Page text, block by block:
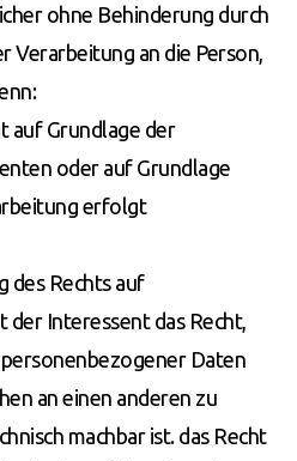
ohne Behinderung durch
Verarbeitung an die Person,
auf Grundlage der
oder auf Grundlage
erfolgt
des Rechts auf
Interessent das Recht,
Daten
an einen anderen zu
machbar ist. das Recht